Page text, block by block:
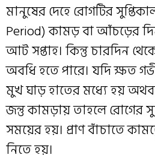
মানুষের দেহে রোগটির
Period) কামড় বা আঁচড়ের
আট সপ্তাহ। কিন্তু চারদিন
অবধি হতে পারে। যদি ক্ষত
মুখ ঘাড় হাতের মধ্যে হয় অথবা
জন্তু কামড়ায় তাহলে রোগের
সময়ের হয়। প্রাণ বাঁচাতে
নিতে হয়।